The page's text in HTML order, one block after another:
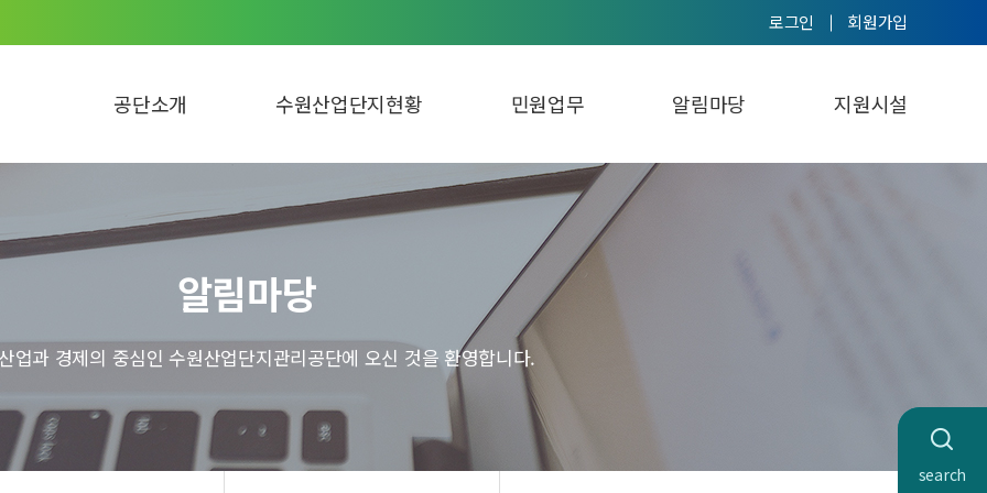
로그인 회원가입
공단소개 수원산업단지현황 민원업무 알림마당 지원시설
알림마당
업과 경제의 중심인 수원산업단지관리공단에 오신 것을 환영합니다.
search